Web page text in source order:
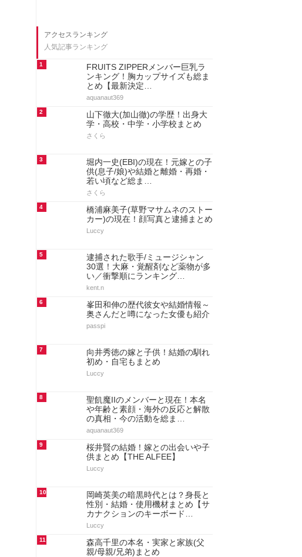
アクセスランキング
人気記事ランキング
1
FRUITS ZIPPERメンバー巨乳ラ
ンキング！胸カップサイズも総ま
とめ【最新決定…
aquanaut369
2
山下徹大(加山徹)の学歴！出身大
学・高校・中学・小学校まとめ
さくら
3
堀内一史(EBI)の現在！元嫁との子
供(息子/娘)や結婚と離婚・再婚・
若い頃など総ま…
さくら
4
橋浦麻美子(草野マサムネのストー
カー)の現在！顔写真と逮捕まとめ
Luccy
5
逮捕された歌手/ミュージシャン
30選！大麻・覚醒剤など薬物が多
い／衝撃順にランキング…
kent.n
6
峯田和伸の歴代彼女や結婚情報～
奥さんだと噂になった女優も紹介
passpi
7
向井秀徳の嫁と子供！結婚の馴れ
初め・自宅もまとめ
Luccy
8
聖飢魔IIのメンバーと現在！本名
や年齢と素顔・海外の反応と解散
の真相・今の活動を総ま…
aquanaut369
9
桜井賢の結婚！嫁との出会いや子
供まとめ【THE ALFEE】
Luccy
10
岡崎英美の暗黒時代とは？身長と
性別・結婚・使用機材まとめ【サ
カナクションのキーボード…
Luccy
11
森高千里の本名・実家と家族(父
親/母親/兄弟)まとめ